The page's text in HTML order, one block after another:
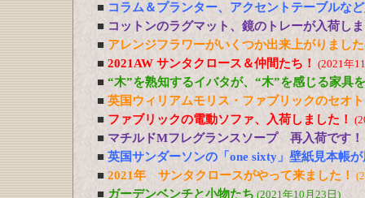
■ コラム＆プランター、アクセントテーブルな
■ コットンのラグマット、鏡のトレーが入荷し
■ アレンジフラワーがいくつか出来上がりまし
■ 2021AW サンタクロース＆仲間たち！ (2021年
■ “木”を熟知するイバタが、“木”を感じる家具
■ 英国ウィリアムモリス・ファブリックのセオ
■ ファブリックの電動ソファ、入荷しました！
■ マチルドMフレグランスソープ 再入荷です！
■ 英国サンダーソンの「one sixty」壁紙見本帳
■ 2021年 サンタクロースがやって来ました！
■ ガーデンベンチと小物たち (2021年10月23日)